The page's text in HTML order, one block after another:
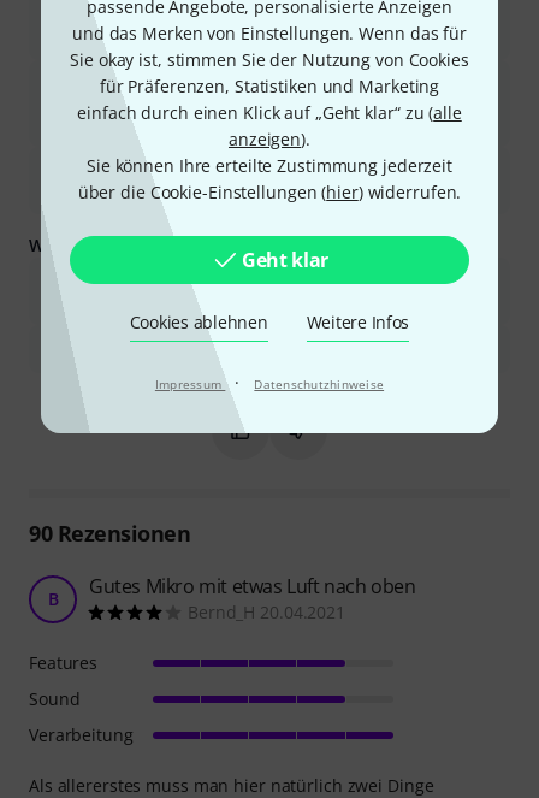
passende Angebote, personalisierte Anzeigen
und das Merken von Einstellungen. Wenn das für
Sie okay ist, stimmen Sie der Nutzung von Cookies
für Präferenzen, Statistiken und Marketing
einfach durch einen Klick auf „Geht klar“ zu (alle
anzeigen).
Sie können Ihre erteilte Zustimmung jederzeit
über die Cookie-Einstellungen (hier) widerrufen.
Geht klar
Cookies ablehnen Weitere Infos
Impressum · Datenschutzhinweise
Wärme und Detailreichtum über das gesamte
Frequenzspektrum.
Es zeichnet sich durch eine robuste Bauweise und einen
geräuschlosen Schalter aus und eignet sich daher für Live-
Auftritte.
Das Mikrofon unterdrückt Rückkopplungen und
Umgebungsgeräusche effektiv, selbst in lauten Umgebungen.
Was Sie außerdem wissen sollten:
Manche Nutzer empfanden den Klang in den unteren
Mittenfrequenzen für ihre Stimme als zu dunkel oder dröhnend.
Es benötigt Phantomstrom zum Betrieb.
Ist diese Zusammenfassung hilfreich?
Markieren Sie diese
Markieren Sie diese
90Rezensionen
B Gutes Mikro mit etwas Luft nach oben
Bernd_H 20.04.2021
Als allererstes muss man hier natürlich zwei Dinge
Features
Sound
Verarbeitung